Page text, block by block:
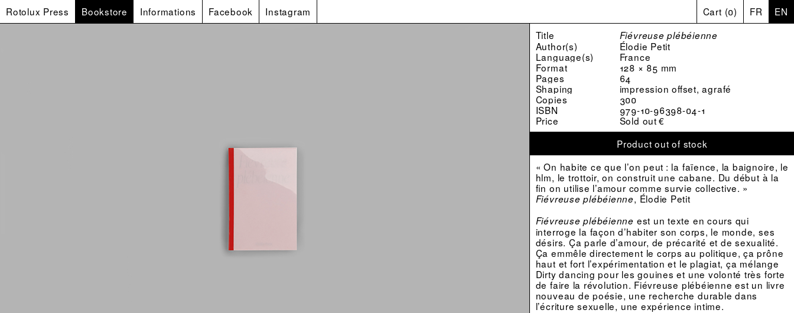
Rotolux Press Bookstore Informations Facebook Instagram Cart (0) FR EN
Title Fiévreuse plébéienne
Author(s)
Élodie Petit
Language(s)
France
Format
128 × 85 mm
Pages
64
Shaping
impression offset, agrafé
Copies
300
ISBN
979-10-96398-04-1
Price
Sold out €
Product out of stock
« On habite ce que l’on peut : la faïence, la baignoire, le
hlm, le trottoir, on construit une cabane. Du début à la
fin on utilise l’amour comme survie collective. »
Fiévreuse plébéienne, Élodie Petit
Fiévreuse plébéienne est un texte en cours qui
interroge la façon d’habiter son corps, le monde, ses
désirs. Ça parle d’amour, de précarité et de sexualité.
Ça emmêle directement le corps au politique, ça prône
haut et fort l’expérimentation et le plagiat, ça mélange
Dirty dancing pour les gouines et une volonté très forte
de faire la révolution. Fiévreuse plébéienne est un livre
nouveau de poésie, une recherche durable dans
l’écriture sexuelle, une expérience intime.